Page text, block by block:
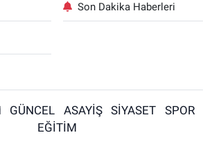
Son Dakika Haberleri
GÜNCEL ASAYİŞ SİYASET
SPOR
EĞİTİM